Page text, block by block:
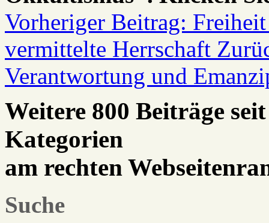
Vorheriger Beitrag:
vermittelte Herrschaft
Verantwortung und
Weitere 800 Beiträge
Kategorien
am rechten
Suche